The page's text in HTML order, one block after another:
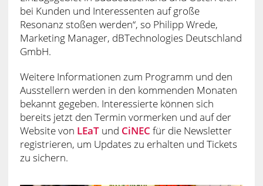
bei Kunden und Interessenten auf große
Resonanz stoßen werden“, so Philipp Wrede,
Marketing Manager, dBTechnologies Deutschland
GmbH.
Weitere Informationen zum Programm und den
Ausstellern werden in den kommenden Monaten
bekannt gegeben. Interessierte können sich
bereits jetzt den Termin vormerken und auf der
Website von LEaTund CiNEC für die Newsletter
registrieren, um Updates zu erhalten und Tickets
zu sichern.